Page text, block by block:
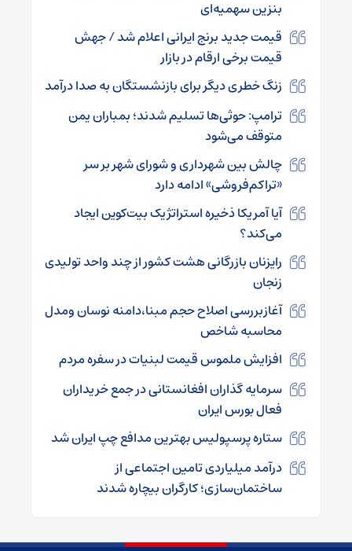
بنزین سهمیه‌ای
قیمت جدید برنج ایرانی اعلام شد / جهش
قیمت برخی ارقام در بازار
زنگ خطری دیگر برای بازنشستگان به صدا درآمد
ترامپ: حوثی‌ها تسلیم شدند؛ بمباران یمن
متوقف می‌شود
چالش بین شهرداری و شورای شهر بر سر
«تراکم‌فروشی» ادامه دارد
آیا آمریکا ذخیره‌ استراتژیک بیت‌کوین ایجاد
می‌کند؟
رایزنان بازرگانی هشت کشور از چند واحد تولیدی
زنجان
آغازبررسی‌ اصلاح حجم مبنا،دامنه‌ نوسان ومدل
محاسبه‌ شاخص
افزایش ملموس قیمت لبنیات در سفره مردم
سرمایه‌ گذاران افغانستانی در جمع خریداران
فعال بورس ایران
ستاره پرسپولیس بهترین مدافع چپ ایران شد
درآمد میلیاردی تامین اجتماعی از
ساختمان‌سازی؛ کارگران بیچاره شدند